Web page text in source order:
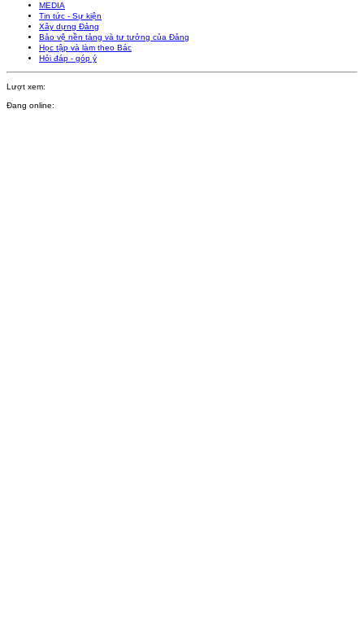
MEDIA
Tin tức - Sự kiện
Xây dựng Đảng
Bảo vệ nền tảng và tư tưởng của Đảng
Học tập và làm theo Bác
Hỏi đáp - góp ý
Lượt xem:
Đang online: